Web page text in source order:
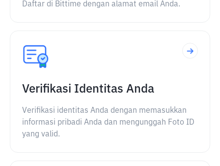
Daftar di Bittime dengan alamat email Anda.
Verifikasi Identitas Anda
Verifikasi identitas Anda dengan memasukkan
informasi pribadi Anda dan mengunggah Foto ID
yang valid.